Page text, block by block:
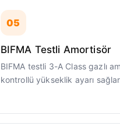
05
BIFMA Testli Amortisör
BIFMA testli 3-A Class gazlı
kontrollü yükseklik ayarı